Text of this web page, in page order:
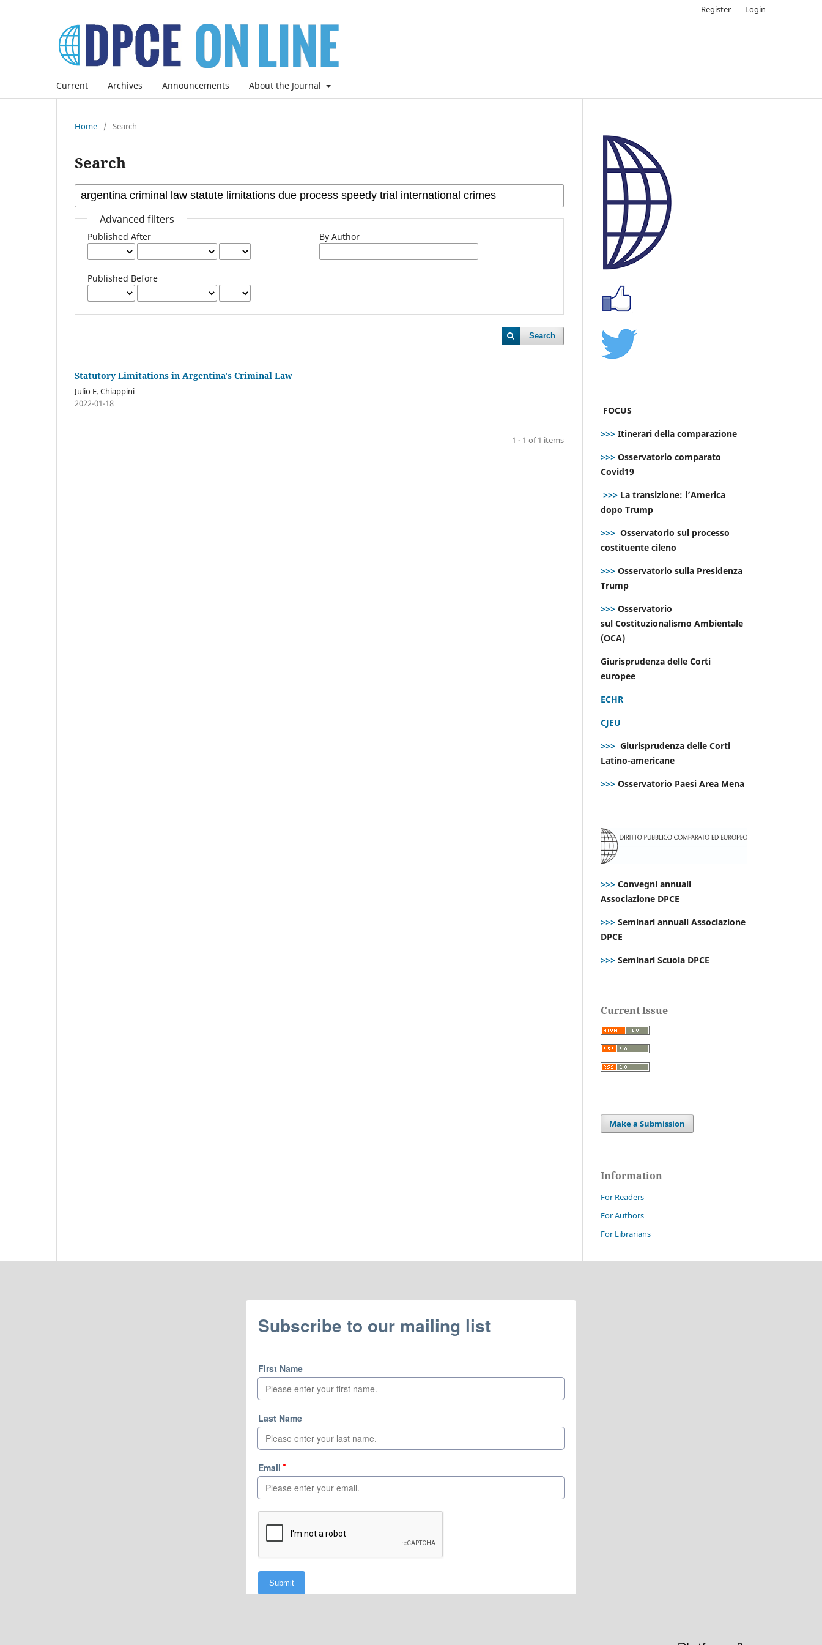
Current Archives Announcements About the Journal
Register Login
Home / Search
Search
Advanced filters
Published After
Published Before
By Author
Search
Statutory Limitations in Argentina's Criminal Law
Julio E. Chiappini
2022-01-18
1 - 1 of 1 items
FOCUS
>>> Itinerari della comparazione
>>> Osservatorio comparato
Covid19
>>> La transizione: l’America
dopo Trump
>>> Osservatorio sul processo
costituente cileno
>>> Osservatorio sulla Presidenza
Trump
>>> Osservatorio
sul Costituzionalismo Ambientale
(OCA)
Giurisprudenza delle Corti
europee
ECHR
CJEU
>>> Giurisprudenza delle Corti
Latino-americane
>>> Osservatorio Paesi Area Mena
>>> Convegni annuali
Associazione DPCE
>>> Seminari annuali Associazione
DPCE
>>> Seminari Scuola DPCE
Current Issue
Make a Submission
Information
For Readers
For Authors
For Librarians